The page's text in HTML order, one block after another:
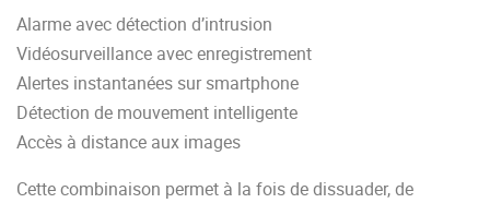
Alarme avec détection d’intrusion
Vidéosurveillance avec enregistrement
Alertes instantanées sur smartphone
Détection de mouvement intelligente
Accès à distance aux images
Cette combinaison permet à la fois de dissuader, de